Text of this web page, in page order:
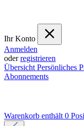
Ihr Konto
Anmelden
oderregistrieren
Übersicht Persönliches
Abonnements
Warenkorb enthält 0